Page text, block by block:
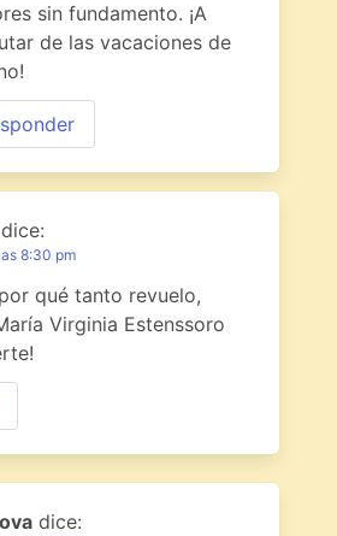
sin fundamento. ¡A
de las vacaciones de
dice:
8:30 pm
qué tanto revuelo,
Virginia Estenssoro
dice: